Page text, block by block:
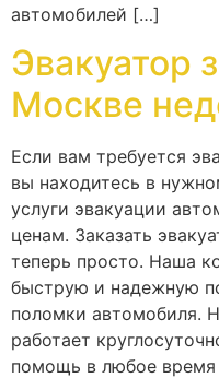
автомобилей […]
Эвакуатор
Москве
Если вам требуется
вы находитесь в
услуги эвакуации
ценам. Заказать
теперь просто. Наша
быструю и надежную
поломки автомобиля.
работает
помощь в любое